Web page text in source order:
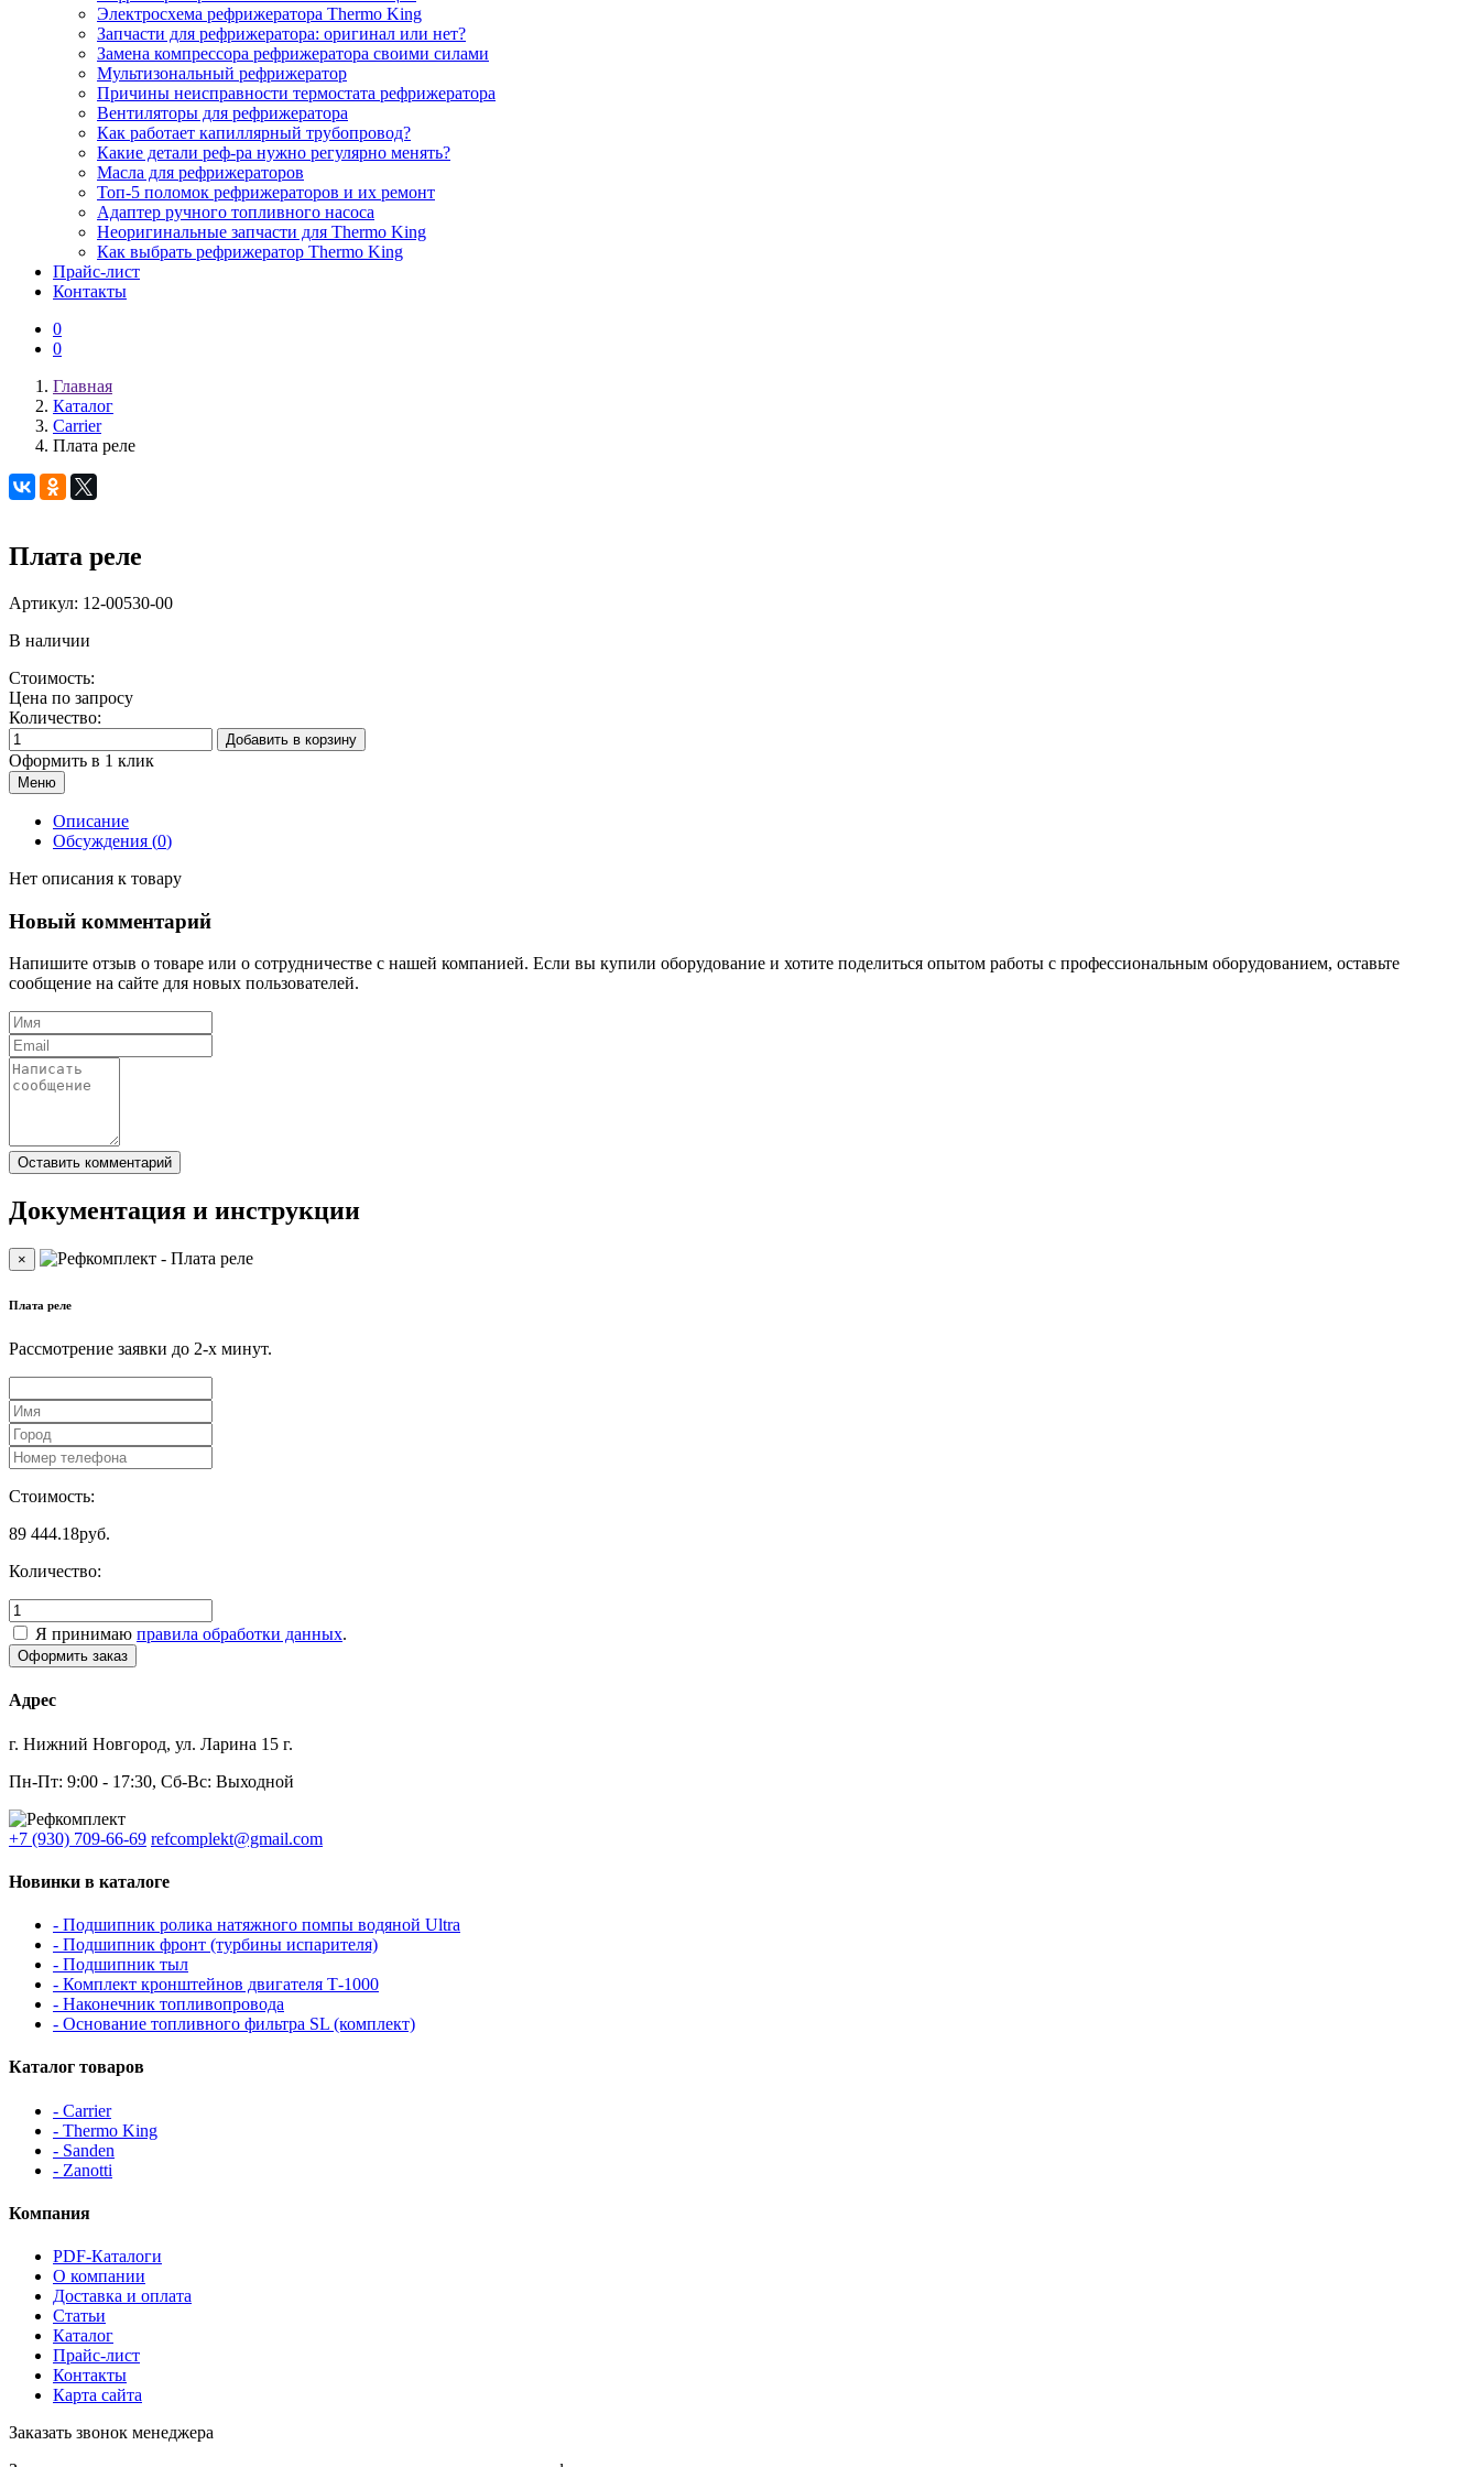
Электросхема рефрижератора Thermo King
Запчасти для рефрижератора: оригинал или нет?
Замена компрессора рефрижератора своими силами
Мультизональный рефрижератор
Причины неисправности термостата рефрижератора
Вентиляторы для рефрижератора
Как работает капиллярный трубопровод?
Какие детали реф-ра нужно регулярно менять?
Масла для рефрижераторов
Топ-5 поломок рефрижераторов и их ремонт
Адаптер ручного топливного насоса
Неоригинальные запчасти для Thermo King
Как выбрать рефрижератор Thermo King
Прайс-лист
Контакты
0
0
Главная
Каталог
Carrier
Плата реле
Плата реле
Артикул: 12-00530-00
В наличии
Стоимость:
Цена по запросу
Количество:
Добавить в корзину
Оформить в 1 клик
Меню
Описание
Обсуждения (0)
Нет описания к товару
Новый комментарий
Напишите отзыв о товаре или о сотрудничестве с нашей компанией. Если вы купили оборудование и хотите поделиться опытом работы с профессиональным оборудованием, оставьте
сообщение на сайте для новых пользователей.
Документация и инструкции
×
Плата реле
Рассмотрение заявки до 2-x минут.
Стоимость:
89 444.18руб.
Количество:
Я принимаю правила обработки данных.
Адрес
г. Нижний Новгород, ул. Ларина 15 г.
Пн-Пт: 9:00 - 17:30, Сб-Вс: Выходной
+7 (930) 709-66-69 refcomplekt@gmail.com
Новинки в каталоге
- Подшипник ролика натяжного помпы водяной Ultra
- Подшипник фронт (турбины испарителя)
- Подшипник тыл
- Комплект кронштейнов двигателя Т-1000
- Наконечник топливопровода
- Основание топливного фильтра SL (комплект)
Каталог товаров
- Carrier
- Thermo King
- Sanden
- Zanotti
Компания
PDF-Каталоги
О компании
Доставка и оплата
Статьи
Каталог
Прайс-лист
Контакты
Карта сайта
Заказать звонок менеджера